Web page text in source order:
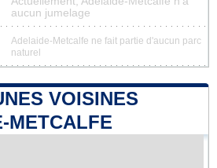
aucun jumelage
Adelaide-Metcalfe ne fait partie d'aucun parc
naturel
VOISINES
METCALFE